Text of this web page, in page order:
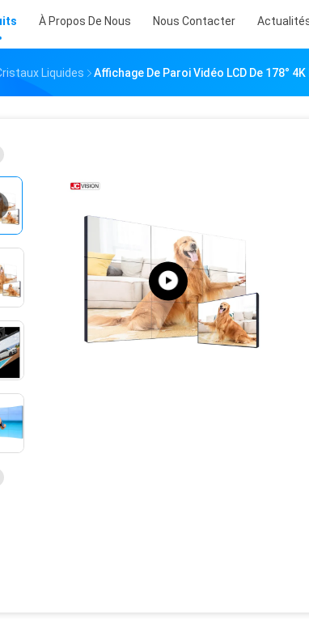
À Propos De Nous Nous Contacter
Liquides Affichage De Paroi Vidéo LCD De 178°